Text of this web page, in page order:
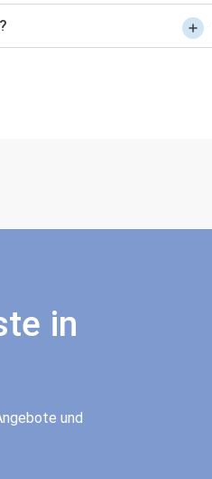
in
und